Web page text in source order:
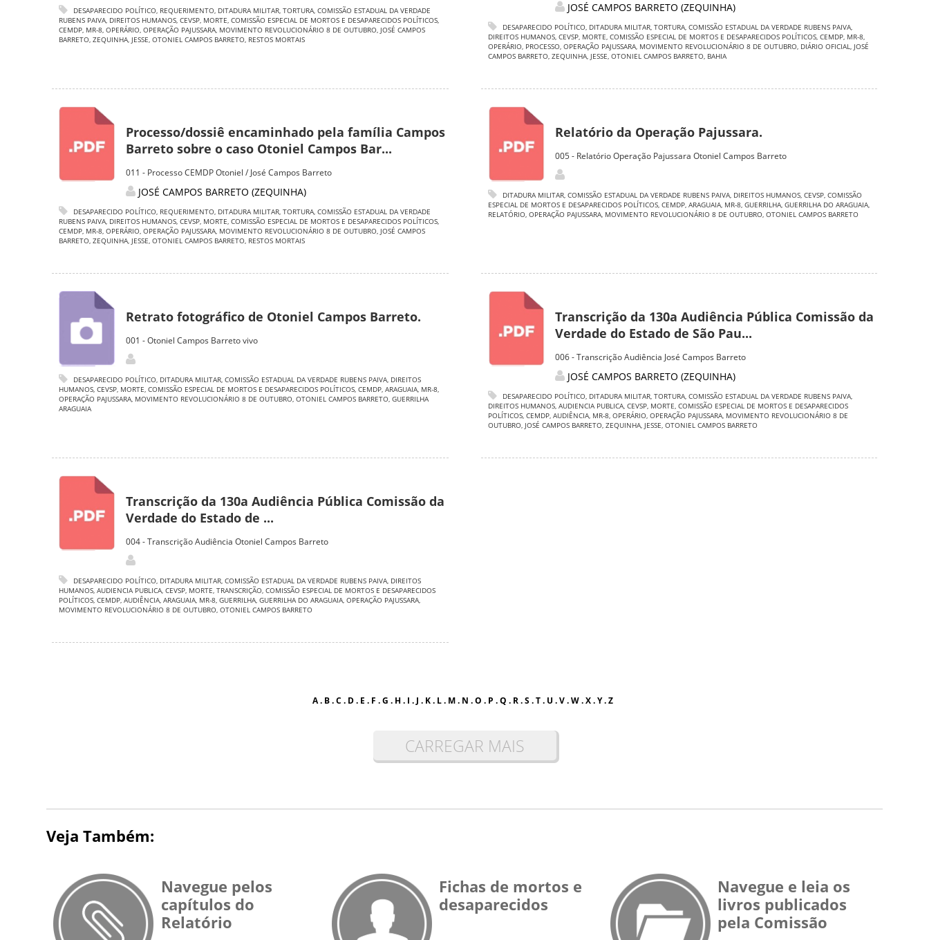
DESAPARECIDO POLÍTICO, REQUERIMENTO, DITADURA MILITAR, TORTURA, COMISSÃO ESTADUAL DA VERDADE
RUBENS PAIVA, DIREITOS HUMANOS, CEVSP, MORTE, COMISSÃO ESPECIAL DE MORTOS E DESAPARECIDOS POLÍTICOS,
CEMDP, MR-8, OPERÁRIO, OPERAÇÃO PAJUSSARA, MOVIMENTO REVOLUCIONÁRIO 8 DE OUTUBRO, JOSÉ CAMPOS
BARRETO, ZEQUINHA, JESSE, OTONIEL CAMPOS BARRETO, RESTOS MORTAIS
JOSÉ CAMPOS BARRETO (ZEQUINHA)
DESAPARECIDO POLÍTICO, DITADURA MILITAR, TORTURA, COMISSÃO ESTADUAL DA VERDADE RUBENS PAIVA,
DIREITOS HUMANOS, CEVSP, MORTE, COMISSÃO ESPECIAL DE MORTOS E DESAPARECIDOS POLÍTICOS, CEMDP, MR-8,
OPERÁRIO, PROCESSO, OPERAÇÃO PAJUSSARA, MOVIMENTO REVOLUCIONÁRIO 8 DE OUTUBRO, DIÁRIO OFICIAL, JOSÉ
CAMPOS BARRETO, ZEQUINHA, JESSE, OTONIEL CAMPOS BARRETO, BAHIA
Processo/dossiê encaminhado pela família Campos
Barreto sobre o caso Otoniel Campos Bar...
011 - Processo CEMDP Otoniel / José Campos Barreto
JOSÉ CAMPOS BARRETO (ZEQUINHA)
DESAPARECIDO POLÍTICO, REQUERIMENTO, DITADURA MILITAR, TORTURA, COMISSÃO ESTADUAL DA VERDADE
RUBENS PAIVA, DIREITOS HUMANOS, CEVSP, MORTE, COMISSÃO ESPECIAL DE MORTOS E DESAPARECIDOS POLÍTICOS,
CEMDP, MR-8, OPERÁRIO, OPERAÇÃO PAJUSSARA, MOVIMENTO REVOLUCIONÁRIO 8 DE OUTUBRO, JOSÉ CAMPOS
BARRETO, ZEQUINHA, JESSE, OTONIEL CAMPOS BARRETO, RESTOS MORTAIS
Relatório da Operação Pajussara.
005 - Relatório Operação Pajussara Otoniel Campos Barreto
DITADURA MILITAR, COMISSÃO ESTADUAL DA VERDADE RUBENS PAIVA, DIREITOS HUMANOS, CEVSP, COMISSÃO
ESPECIAL DE MORTOS E DESAPARECIDOS POLÍTICOS, CEMDP, ARAGUAIA, MR-8, GUERRILHA, GUERRILHA DO ARAGUAIA,
RELATÓRIO, OPERAÇÃO PAJUSSARA, MOVIMENTO REVOLUCIONÁRIO 8 DE OUTUBRO, OTONIEL CAMPOS BARRETO
Retrato fotográfico de Otoniel Campos Barreto.
001 - Otoniel Campos Barreto vivo
DESAPARECIDO POLÍTICO, DITADURA MILITAR, COMISSÃO ESTADUAL DA VERDADE RUBENS PAIVA, DIREITOS
HUMANOS, CEVSP, MORTE, COMISSÃO ESPECIAL DE MORTOS E DESAPARECIDOS POLÍTICOS, CEMDP, ARAGUAIA, MR-8,
OPERAÇÃO PAJUSSARA, MOVIMENTO REVOLUCIONÁRIO 8 DE OUTUBRO, OTONIEL CAMPOS BARRETO, GUERRILHA
ARAGUAIA
Transcrição da 130a Audiência Pública Comissão da
Verdade do Estado de São Pau...
006 - Transcrição Audiência José Campos Barreto
JOSÉ CAMPOS BARRETO (ZEQUINHA)
DESAPARECIDO POLÍTICO, DITADURA MILITAR, TORTURA, COMISSÃO ESTADUAL DA VERDADE RUBENS PAIVA,
DIREITOS HUMANOS, AUDIENCIA PUBLICA, CEVSP, MORTE, COMISSÃO ESPECIAL DE MORTOS E DESAPARECIDOS
POLÍTICOS, CEMDP, AUDIÊNCIA, MR-8, OPERÁRIO, OPERAÇÃO PAJUSSARA, MOVIMENTO REVOLUCIONÁRIO 8 DE
OUTUBRO, JOSÉ CAMPOS BARRETO, ZEQUINHA, JESSE, OTONIEL CAMPOS BARRETO
Transcrição da 130a Audiência Pública Comissão da
Verdade do Estado de ...
004 - Transcrição Audiência Otoniel Campos Barreto
DESAPARECIDO POLÍTICO, DITADURA MILITAR, COMISSÃO ESTADUAL DA VERDADE RUBENS PAIVA, DIREITOS
HUMANOS, AUDIENCIA PUBLICA, CEVSP, MORTE, TRANSCRIÇÃO, COMISSÃO ESPECIAL DE MORTOS E DESAPARECIDOS
POLÍTICOS, CEMDP, AUDIÊNCIA, ARAGUAIA, MR-8, GUERRILHA, GUERRILHA DO ARAGUAIA, OPERAÇÃO PAJUSSARA,
MOVIMENTO REVOLUCIONÁRIO 8 DE OUTUBRO, OTONIEL CAMPOS BARRETO
A. B.C . D. E . F .G . H. I . J . K. L. M. N .O . P .Q . R.S.T. U .V.W.X.Y.Z
CARREGAR MAIS
Veja Também:
Navegue pelos
capítulos do
Relatório
Fichas de mortos e
desaparecidos
Navegue e leia os
livros publicados
pela Comissão